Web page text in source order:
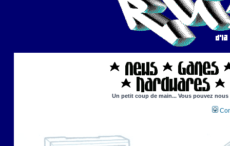
Un petit coup de main... Vous pouvez